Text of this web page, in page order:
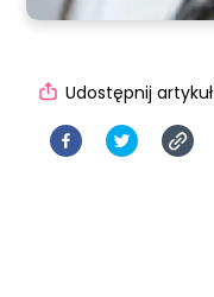
Udostępnij artykuł